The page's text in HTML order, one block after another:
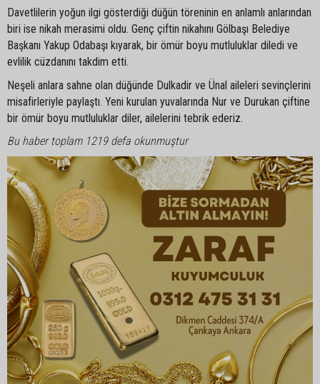
Davetlilerin yoğun ilgi gösterdiği düğün töreninin en anlamlı anlarından
biri ise nikah merasimi oldu. Genç çiftin nikahını Gölbaşı Belediye
Başkanı Yakup Odabaşı kıyarak, bir ömür boyu mutluluklar diledi ve
evlilik cüzdanını takdim etti.
Neşeli anlara sahne olan düğünde Dulkadir ve Ünal aileleri sevinçlerini
misafirleriyle paylaştı. Yeni kurulan yuvalarında Nur ve Durukan çiftine
bir ömür boyu mutluluklar diler, ailelerini tebrik ederiz.
Bu haber toplam 1219 defa okunmuştur